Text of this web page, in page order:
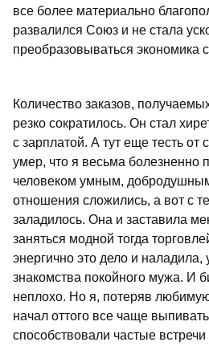
все более материально
развалился Союз и не стала
преобразовываться экономика
Количество заказов,
резко сократилось. Он стал
с зарплатой. А тут еще тесть от
умер, что я весьма болезненно
человеком умным,
отношения сложились, а вот с
заладилось. Она и заставила
заняться модной тогда
энергично это дело и наладила,
знакомства покойного мужа. И
неплохо. Но я, потеряв любимую
начал оттого все чаще
способствовали частые